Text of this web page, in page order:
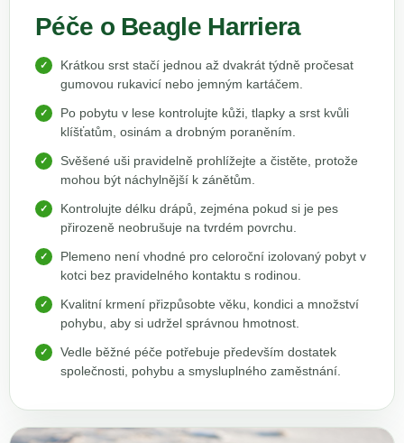
Péče o Beagle Harriera
Krátkou srst stačí jednou až dvakrát týdně pročesat
gumovou rukavicí nebo jemným kartáčem.
Po pobytu v lese kontrolujte kůži, tlapky a srst kvůli
klíšťatům, osinám a drobným poraněním.
Svěšené uši pravidelně prohlížejte a čistěte, protože
mohou být náchylnější k zánětům.
Kontrolujte délku drápů, zejména pokud si je pes
přirozeně neobrušuje na tvrdém povrchu.
Plemeno není vhodné pro celoroční izolovaný pobyt v
kotci bez pravidelného kontaktu s rodinou.
Kvalitní krmení přizpůsobte věku, kondici a množství
pohybu, aby si udržel správnou hmotnost.
Vedle běžné péče potřebuje především dostatek
společnosti, pohybu a smysluplného zaměstnání.